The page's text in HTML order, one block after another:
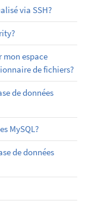
via SSH?
mon espace
de fichiers?
de données
MySQL?
de données